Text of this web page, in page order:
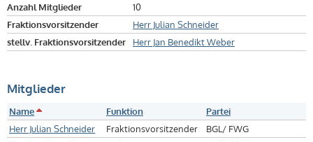
Anzahl Mitglieder
10
Fraktionsvorsitzender
Herr Julian Schneider
stellv. Fraktionsvorsitzender
Herr Jan Benedikt Weber
Mitglieder
Name Funktion
Partei
Herr Julian Schneider
Fraktionsvorsitzender
BGL/ FWG